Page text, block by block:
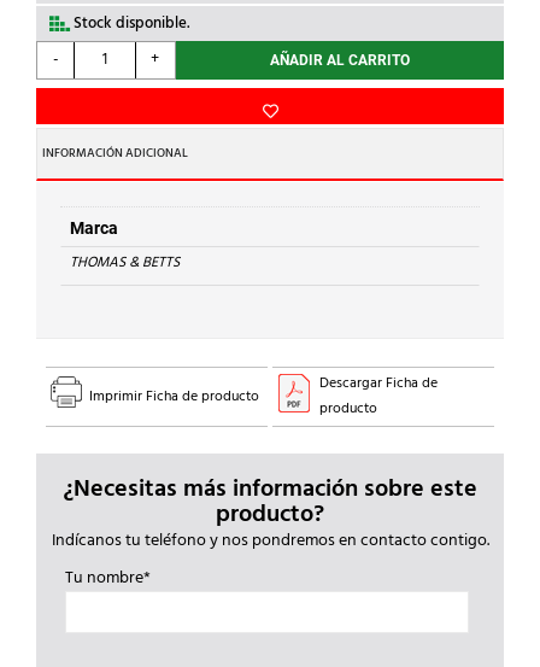
Stock disponible.
-
THOMAS
&
-
CANALETA
40X60mm
BLANCA
cantidad
+ AÑADIR AL CARRITO
INFORMACIÓN ADICIONAL
Marca
THOMAS & BETTS
Imprimir Ficha de producto
Descargar Ficha de
producto
¿Necesitas más información sobre este
producto?
Indícanos tu teléfono y nos pondremos en contacto contigo.
Tu nombre*